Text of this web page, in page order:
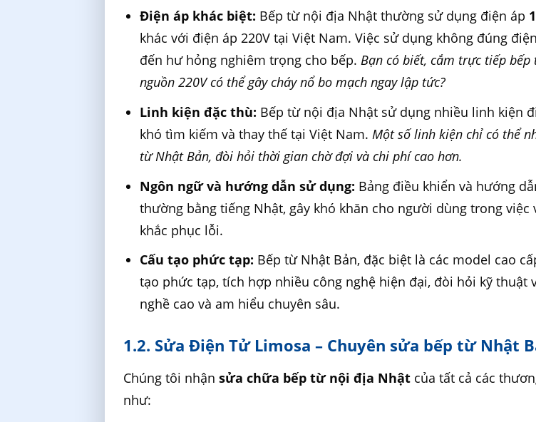
Điện áp khác biệt: Bếp từ nội địa Nhật thường sử dụng điện áp
khác với điện áp 220V tại Việt Nam. Việc sử dụng không đúng
đến hư hỏng nghiêm trọng cho bếp.Bạn có biết, cắm trực tiếp bếp
nguồn 220V có thể gây cháy nổ bo mạch ngay lập tức?
Linh kiện đặc thù: Bếp từ nội địa Nhật sử dụng nhiều linh kiện
khó tìm kiếm và thay thế tại Việt Nam.Một số linh kiện chỉ có thể
từ Nhật Bản, đòi hỏi thời gian chờ đợi và chi phí cao hơn.
Ngôn ngữ và hướng dẫn sử dụng: Bảng điều khiển và hướng
thường bằng tiếng Nhật, gây khó khăn cho người dùng trong việc
khắc phục lỗi.
Cấu tạo phức tạp: Bếp từ Nhật Bản, đặc biệt là các model cao
tạo phức tạp, tích hợp nhiều công nghệ hiện đại, đòi hỏi kỹ thuật
nghề cao và am hiểu chuyên sâu.
1.2. Sửa Điện Tử Limosa – Chuyên sửa bếp từ Nhật
Chúng tôi nhậnsửa chữa bếp từ nội địa Nhật của tất cả các
như: